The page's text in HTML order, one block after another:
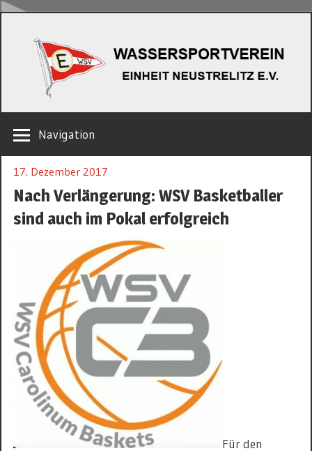
springen
NEUSTRELITZ
E.V.
Navigation
17. Dezember 2017
Nach Verlängerung: WSV Basketballer
sind auch im Pokal erfolgreich
Für den